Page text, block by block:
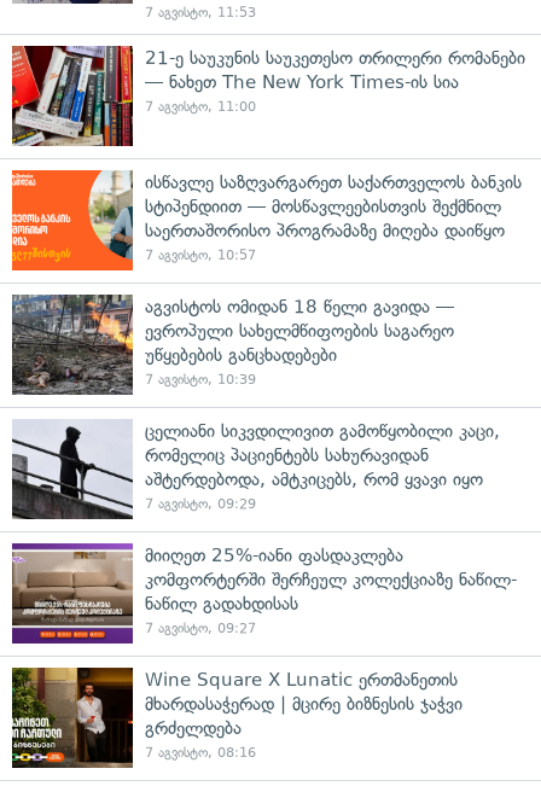
7 აგვისტო, 11:53
21-ე საუკუნის საუკეთესო თრილერი რომანები
— ნახეთ The New York Times-ის სია
7 აგვისტო, 11:00
ისწავლე საზღვარგარეთ საქართველოს ბანკის
სტიპენდიით — მოსწავლეებისთვის შექმნილ
საერთაშორისო პროგრამაზე მიღება დაიწყო
7 აგვისტო, 10:57
აგვისტოს ომიდან 18 წელი გავიდა —
ევროპული სახელმწიფოების საგარეო
უწყებების განცხადებები
7 აგვისტო, 10:39
ცელიანი სიკვდილივით გამოწყობილი კაცი,
რომელიც პაციენტებს სახურავიდან
აშტერდებოდა, ამტკიცებს, რომ ყვავი იყო
7 აგვისტო, 09:29
მიიღეთ 25%-იანი ფასდაკლება
კომფორტერში შერჩეულ კოლექციაზე ნაწილ-
ნაწილ გადახდისას
7 აგვისტო, 09:27
Wine Square X Lunatic ერთმანეთის
მხარდასაჭერად | მცირე ბიზნესის ჯაჭვი
გრძელდება
7 აგვისტო, 08:16